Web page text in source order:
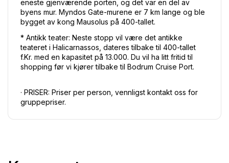
eneste gjenværende porten, og det var en del av
byens mur. Myndos Gate-murene er 7 km lange og ble
bygget av kong Mausolus på 400-tallet.
* Antikk teater: Neste stopp vil være det antikke
teateret i Halicarnassos, dateres tilbake til 400-tallet
f.Kr. med en kapasitet på 13.000. Du vil ha litt fritid til
shopping før vi kjører tilbake til Bodrum Cruise Port.
· PRISER: Priser per person, vennligst kontakt oss for
gruppepriser.